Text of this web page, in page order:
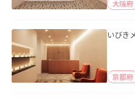
大阪府
いびき
京都府